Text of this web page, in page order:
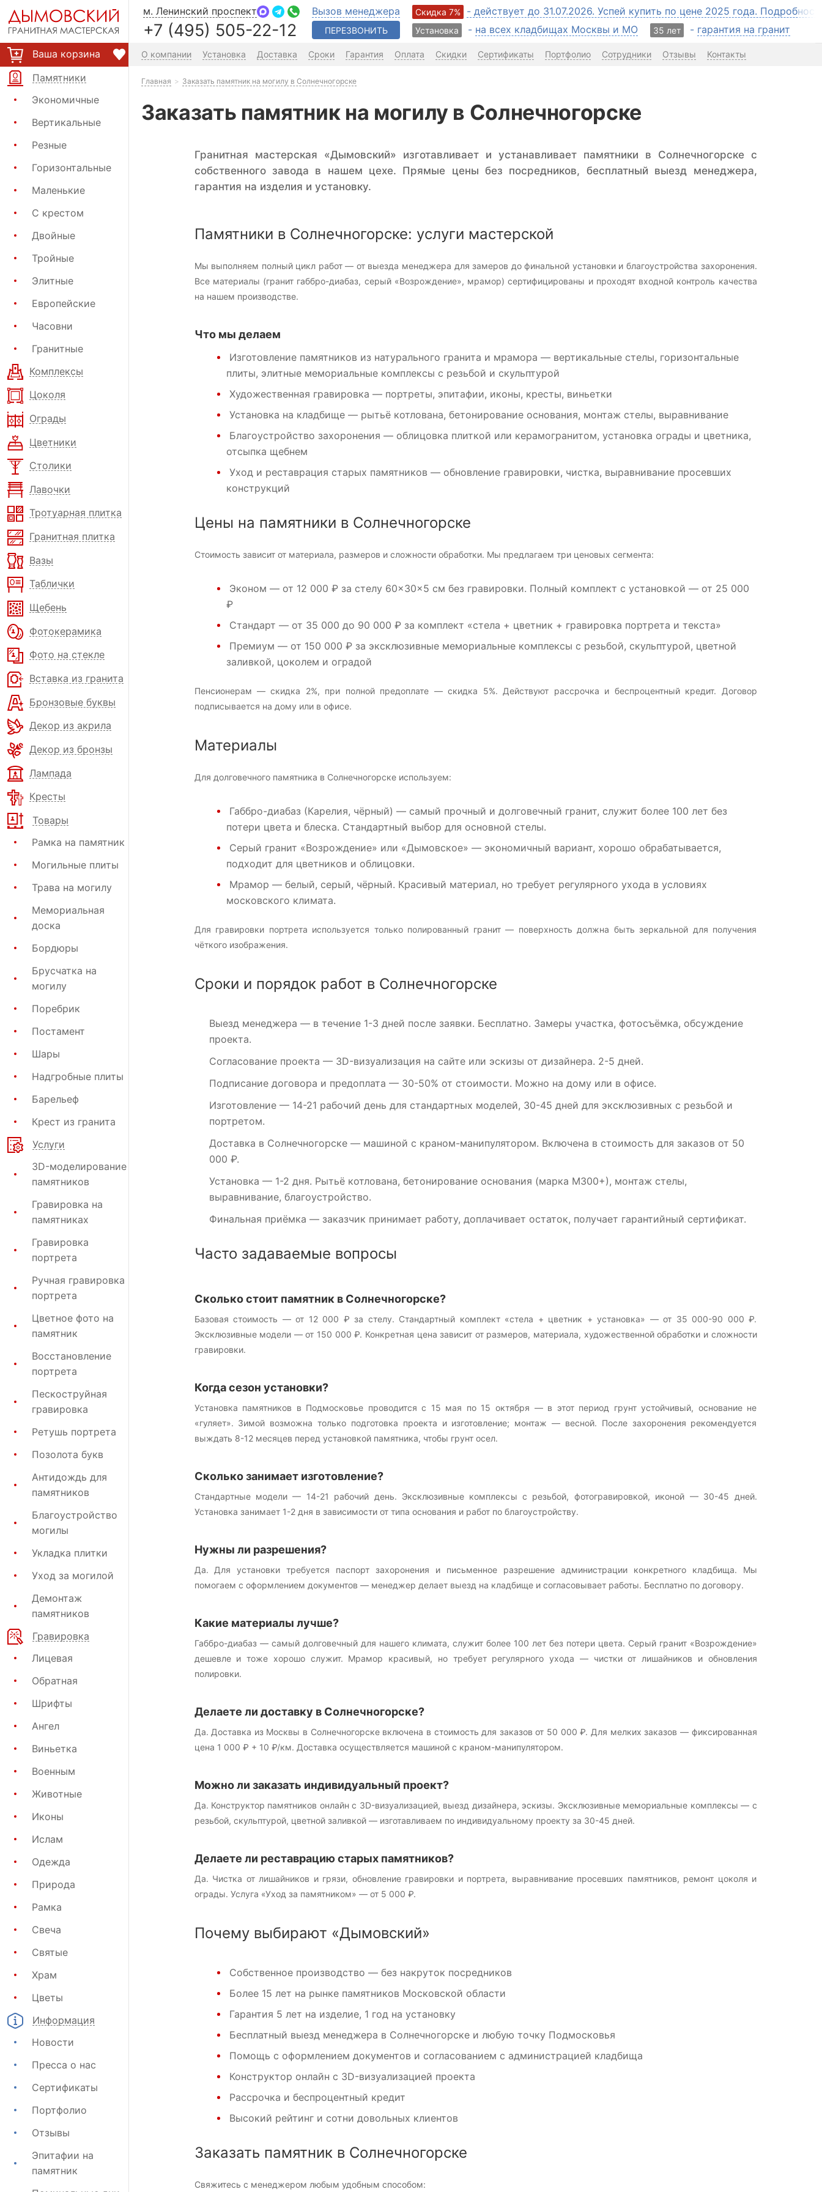
Ваша корзина
Памятники
Экономичные
Вертикальные
Резные
Горизонтальные
Маленькие
С крестом
Двойные
Тройные
Элитные
Европейские
Часовни
Гранитные
Комплексы
Цоколя
Ограды
Цветники
Столики
Лавочки
Тротуарная плитка
Гранитная плитка
Вазы
Таблички
Щебень
Фотокерамика
Фото на стекле
Вставка из гранита
Бронзовые буквы
Декор из акрила
Декор из бронзы
Лампада
Кресты
Товары
Рамка на памятник
Могильные плиты
Трава на могилу
Мемориальная
доска
Бордюры
Брусчатка на
могилу
Поребрик
Постамент
Шары
Надгробные плиты
Барельеф
Крест из гранита
Услуги
3D-моделирование
памятников
Гравировка на
памятниках
Гравировка
портрета
Ручная гравировка
портрета
Цветное фото на
памятник
Восстановление
портрета
Пескоструйная
гравировка
Ретушь портрета
Позолота букв
Антидождь для
памятников
Благоустройство
могилы
Укладка плитки
Уход за могилой
Демонтаж
памятников
Гравировка
Лицевая
Обратная
Шрифты
Ангел
Виньетка
Военным
Животные
Иконы
Ислам
Одежда
Природа
Рамка
Свеча
Святые
Храм
Цветы
Информация
Новости
Пресса о нас
Сертификаты
Портфолио
Отзывы
Эпитафии на
памятник
м. Ленинский проспект
+7 (495) 505-22-12
Вызов менеджера
ПЕРЕЗВОНИТЬ
Скидка 7% - действует до 31.07.2026. Успей купить по цене 2025 года.
Установка - на всех кладбищах Москвы и МО 35 лет - гарантия на гранит
О компании Установка Доставка Сроки Гарантия Оплата Скидки Сертификаты Портфолио Сотрудники Отзывы Контакты
Главная Заказать памятник на могилу в Солнечногорске
Заказать памятник на могилу в Солнечногорске
Гранитная мастерская «Дымовский» изготавливает и устанавливает памятники в Солнечногорске с
собственного завода в нашем цехе. Прямые цены без посредников, бесплатный выезд менеджера,
гарантия на изделия и установку.
Памятники в Солнечногорске: услуги мастерской
Мы выполняем полный цикл работ — от выезда менеджера для замеров до финальной установки и благоустройства захоронения.
Все материалы (гранит габбро-диабаз, серый «Возрождение», мрамор) сертифицированы и проходят входной контроль качества
на нашем производстве.
Что мы делаем
Изготовление памятников из натурального гранита и мрамора — вертикальные стелы, горизонтальные
плиты, элитные мемориальные комплексы с резьбой и скульптурой
Художественная гравировка — портреты, эпитафии, иконы, кресты, виньетки
Установка на кладбище— рытьё котлована, бетонирование основания, монтаж стелы, выравнивание
Благоустройство захоронения — облицовка плиткой или керамогранитом, установка ограды и цветника,
отсыпка щебнем
Уход и реставрация старых памятников — обновление гравировки, чистка, выравнивание просевших
конструкций
Цены на памятники в Солнечногорске
Стоимость зависит от материала, размеров и сложности обработки. Мы предлагаем три ценовых сегмента:
Эконом — от 12 000 ₽ за стелу 60×30×5 см без гравировки. Полный комплект с установкой — от 25 000
₽
Стандарт — от 35 000 до 90 000 ₽ за комплект «стела + цветник + гравировка портрета и текста»
Премиум — от 150 000 ₽ за эксклюзивные мемориальные комплексы с резьбой, скульптурой, цветной
заливкой, цоколем и оградой
Пенсионерам — скидка 2%, при полной предоплате — скидка 5%. Действуют рассрочка и беспроцентный кредит. Договор
подписывается на дому или в офисе.
Материалы
Для долговечного памятника в Солнечногорске используем:
Габбро-диабаз(Карелия, чёрный) — самый прочный и долговечный гранит, служит более 100 лет без
потери цвета и блеска. Стандартный выбор для основной стелы.
Серый гранит «Возрождение» или «Дымовское» — экономичный вариант, хорошо обрабатывается,
подходит для цветников и облицовки.
Мрамор — белый, серый, чёрный. Красивый материал, но требует регулярного ухода в условиях
московского климата.
Для гравировки портрета используется только полированный гранит — поверхность должна быть зеркальной для получения
чёткого изображения.
Сроки и порядок работ в Солнечногорске
Выезд менеджера — в течение 1-3 дней после заявки. Бесплатно. Замеры участка, фотосъёмка, обсуждение
проекта.
Согласование проекта — 3D-визуализация на сайте или эскизы от дизайнера. 2-5 дней.
Подписание договора и предоплата — 30-50% от стоимости. Можно на дому или в офисе.
Изготовление— 14-21 рабочий день для стандартных моделей, 30-45 дней для эксклюзивных с резьбой и
портретом.
Доставка в Солнечногорске— машиной с краном-манипулятором. Включена в стоимость для заказов от 50
000 ₽.
Установка — 1-2 дня. Рытьё котлована, бетонирование основания (марка М300+), монтаж стелы,
выравнивание, благоустройство.
Финальная приёмка — заказчик принимает работу, доплачивает остаток, получает гарантийный сертификат.
Часто задаваемые вопросы
Сколько стоит памятник в Солнечногорске?
Базовая стоимость — от 12 000 ₽ за стелу. Стандартный комплект «стела + цветник + установка» — от 35 000-90 000 ₽.
Эксклюзивные модели — от 150 000 ₽. Конкретная цена зависит от размеров, материала, художественной обработки и сложности
гравировки.
Когда сезон установки?
Установка памятников в Подмосковье проводится с 15 мая по 15 октября — в этот период грунт устойчивый, основание не
«гуляет». Зимой возможна только подготовка проекта и изготовление; монтаж — весной. После захоронения рекомендуется
выждать 8-12 месяцев перед установкой памятника, чтобы грунт осел.
Сколько занимает изготовление?
Стандартные модели — 14-21 рабочий день. Эксклюзивные комплексы с резьбой, фотогравировкой, иконой — 30-45 дней.
Установка занимает 1-2 дня в зависимости от типа основания и работ по благоустройству.
Нужны ли разрешения?
Да. Для установки требуется паспорт захоронения и письменное разрешение администрации конкретного кладбища. Мы
помогаем с оформлением документов — менеджер делает выезд на кладбище и согласовывает работы. Бесплатно по договору.
Какие материалы лучше?
Габбро-диабаз — самый долговечный для нашего климата, служит более 100 лет без потери цвета. Серый гранит «Возрождение»
дешевле и тоже хорошо служит. Мрамор красивый, но требует регулярного ухода — чистки от лишайников и обновления
полировки.
Делаете ли доставку в Солнечногорске?
Да. Доставка из Москвы в Солнечногорске включена в стоимость для заказов от 50 000 ₽. Для мелких заказов — фиксированная
цена 1 000 ₽ + 10 ₽/км. Доставка осуществляется машиной с краном-манипулятором.
Можно ли заказать индивидуальный проект?
Да. Конструктор памятников онлайн с 3D-визуализацией, выезд дизайнера, эскизы. Эксклюзивные мемориальные комплексы — с
резьбой, скульптурой, цветной заливкой — изготавливаем по индивидуальному проекту за 30-45 дней.
Делаете ли реставрацию старых памятников?
Да. Чистка от лишайников и грязи, обновление гравировки и портрета, выравнивание просевших памятников, ремонт цоколя и
ограды. Услуга «Уход за памятником» — от 5 000 ₽.
Почему выбирают «Дымовский»
Собственное производство — без накруток посредников
Более 15 лет на рынке памятников Московской области
Гарантия 5 лет на изделие, 1 год на установку
Бесплатный выезд менеджера в Солнечногорске и любую точку Подмосковья
Помощь с оформлением документов и согласованием с администрацией кладбища
Конструктор онлайн с 3D-визуализацией проекта
Рассрочка и беспроцентный кредит
Высокий рейтинг и сотни довольных клиентов
Заказать памятник в Солнечногорске
Свяжитесь с менеджером любым удобным способом: